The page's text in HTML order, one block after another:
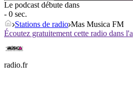
Le podcast débute dans
- 0 sec.
Stations de radio Mas Musica FM
Écoutez gratuitement cette radio dans
radio.fr